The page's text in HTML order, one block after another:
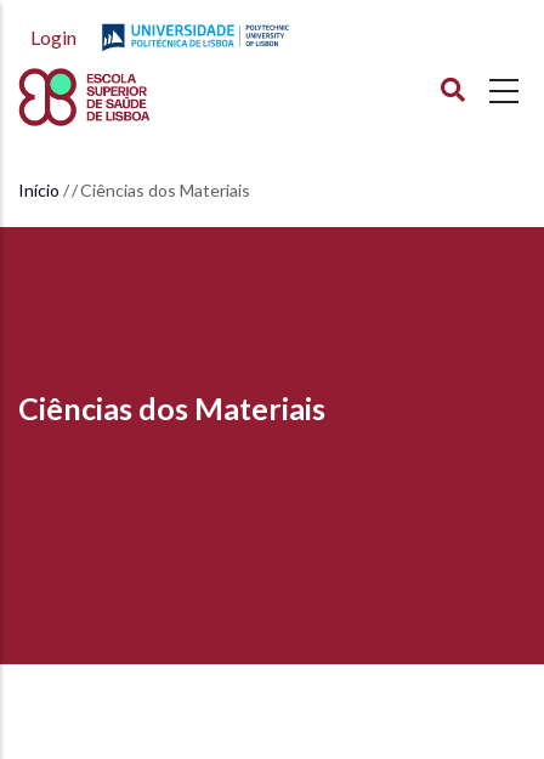
para
conteúdo
Login
Navegação
estrutural
Início Ciências dos Materiais
Ciências dos Materiais